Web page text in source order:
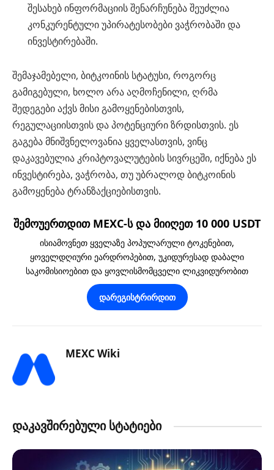
შესახებ ინფორმაციის შენარჩუნება შეუძლია
კონკურენტული უპირატესობები ვაჭრობაში და
ინვესტირებაში.
შემაჯამებელი, ბიტკოინის სტატუსი, როგორც
გამიგებული, ხოლო არა აღმოჩენილი, ღრმა
შედეგები აქვს მისი გამოყენებისთვის,
რეგულაციისთვის და პოტენციური ზრდისთვის. ეს
გაგება მნიშვნელოვანია ყველასთვის, ვინც
დაკავებულია კრიპტოვალუტების სივრცეში, იქნება ეს
ინვესტირება, ვაჭრობა, თუ უბრალოდ ბიტკოინის
გამოყენება ტრანზაქციებისთვის.
შემოუერთდით MEXC-ს და მიიღეთ 10 000 USDT
ისიამოვნეთ ყველაზე პოპულარული ტოკენებით,
ყოველდღიური ეარდროპებით, უკიდურესად დაბალი
საკომისიოებით და ყოვლისმომცველი ლიკვიდურობით
დარეგისტრირდით
MEXC Wiki
დაკავშირებული სტატიები